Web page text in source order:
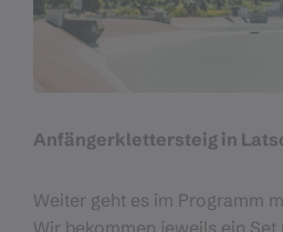
Anfängerklettersteig in
Weiter geht es im Programm